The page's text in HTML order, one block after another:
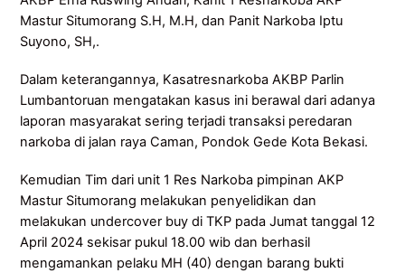
Mastur Situmorang S.H, M.H, dan Panit Narkoba Iptu
Suyono, SH,.
Dalam keterangannya, Kasatresnarkoba AKBP Parlin
Lumbantoruan mengatakan kasus ini berawal dari adanya
laporan masyarakat sering terjadi transaksi peredaran
narkoba di jalan raya Caman, Pondok Gede Kota Bekasi.
Kemudian Tim dari unit 1 Res Narkoba pimpinan AKP
Mastur Situmorang melakukan penyelidikan dan
melakukan undercover buy di TKP pada Jumat tanggal 12
April 2024 sekisar pukul 18.00 wib dan berhasil
mengamankan pelaku MH (40) dengan barang bukti